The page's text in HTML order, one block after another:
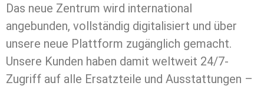
Das neue Zentrum wird international
angebunden, vollständig digitalisiert und über
unsere neue Plattform zugänglich gemacht.
Unsere Kunden haben damit weltweit 24/7-
Zugriff auf alle Ersatzteile und Ausstattungen –